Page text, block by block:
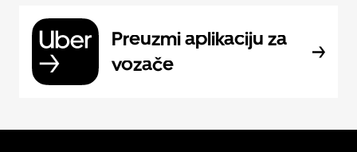
Preuzmi aplikaciju za
vozače